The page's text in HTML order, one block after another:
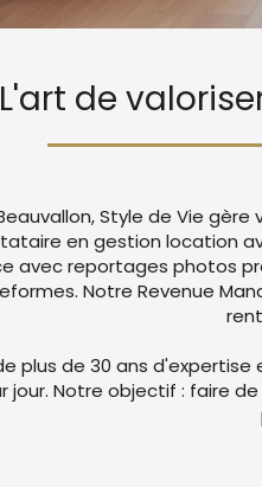
L'art de
Style de Vie
en gestion location
avec reportages photos
Notre Revenue
plus de 30 ans
jour. Notre objectif : faire